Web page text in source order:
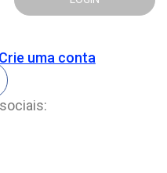
Crie uma conta